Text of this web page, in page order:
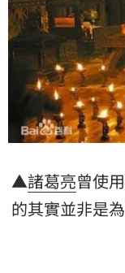
▲諸葛亮曾使
的其實並非是